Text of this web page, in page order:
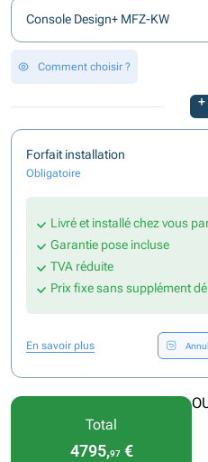
Console Design+ MFZ-KW
Comment choisir ?
+
Forfait installation
Obligatoire
Livré et installé chez vous
Garantie pose incluse
TVA réduite
Prix fixe sans supplément
En savoir plus
Total
4795,97€